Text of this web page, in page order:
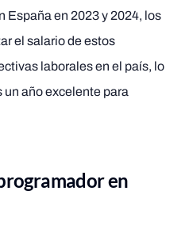
España en 2023 y 2024, los
el salario de estos
laborales en el país, lo
un año excelente para
en